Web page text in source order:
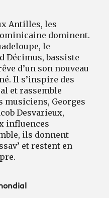
Antilles, les
dominent.
le
Décimus, bassiste
d’un son nouveau
Il s’inspire des
et rassemble
musiciens, Georges
Desvarieux,
influences
ils donnent
et restent en